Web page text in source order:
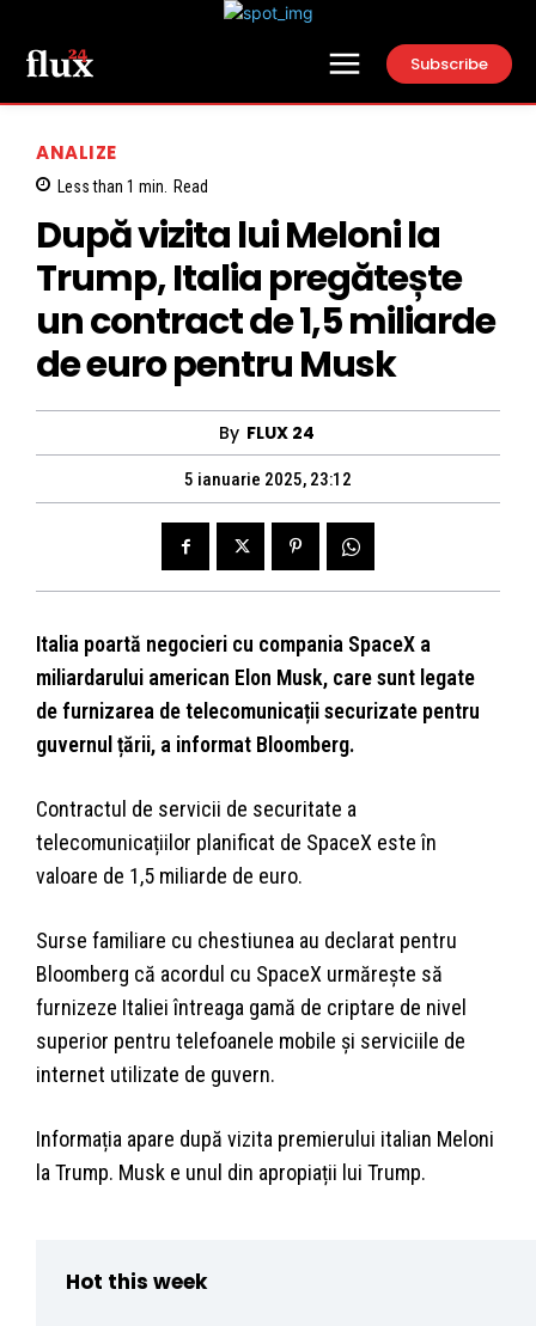
Subscribe
ANALIZE
Less than 1 min. Read
După vizita lui Meloni la
Trump, Italia pregătește
un contract de 1,5 miliarde
de euro pentru Musk
By FLUX 24
5 ianuarie 2025, 23:12
Italia poartă negocieri cu compania SpaceX a
miliardarului american Elon Musk, care sunt legate
de furnizarea de telecomunicații securizate pentru
guvernul țării, a informat Bloomberg.
Contractul de servicii de securitate a
telecomunicațiilor planificat de SpaceX este în
valoare de 1,5 miliarde de euro.
Surse familiare cu chestiunea au declarat pentru
Bloomberg că acordul cu SpaceX urmărește să
furnizeze Italiei întreaga gamă de criptare de nivel
superior pentru telefoanele mobile și serviciile de
internet utilizate de guvern.
Informația apare după vizita premierului italian Meloni
la Trump. Musk e unul din apropiații lui Trump.
Hot this week